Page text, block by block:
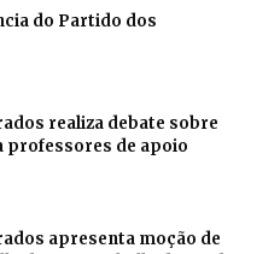
do Partido dos
realiza debate sobre
professores de apoio
apresenta moção de